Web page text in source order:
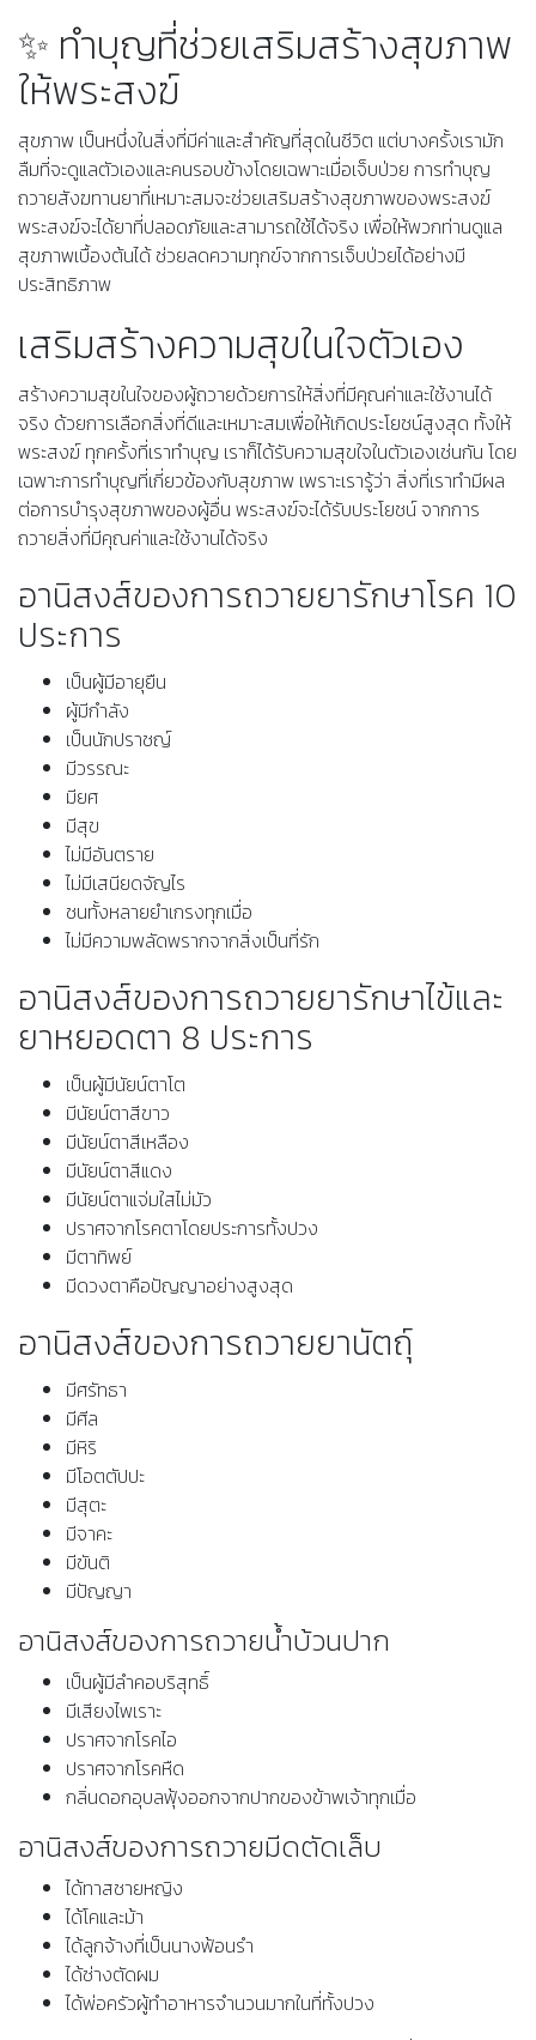
✨ ทำบุญที่ช่วยเสริมสร้างสุขภาพ
ให้พระสงฆ์
สุขภาพ เป็นหนึ่งในสิ่งที่มีค่าและสำคัญที่สุดในชีวิต แต่บางครั้งเรามัก
ลืมที่จะดูแลตัวเองและคนรอบข้างโดยเฉพาะเมื่อเจ็บป่วย การทำบุญ
ถวายสังฆทานยาที่เหมาะสมจะช่วยเสริมสร้างสุขภาพของพระสงฆ์
พระสงฆ์จะได้ยาที่ปลอดภัยและสามารถใช้ได้จริง เพื่อให้พวกท่านดูแล
สุขภาพเบื้องต้นได้ ช่วยลดความทุกข์จากการเจ็บป่วยได้อย่างมี
ประสิทธิภาพ
เสริมสร้างความสุขในใจตัวเอง
สร้างความสุขในใจของผู้ถวายด้วยการให้สิ่งที่มีคุณค่าและใช้งานได้
จริง ด้วยการเลือกสิ่งที่ดีและเหมาะสมเพื่อให้เกิดประโยชน์สูงสุด ทั้งให้
พระสงฆ์ ทุกครั้งที่เราทำบุญ เราก็ได้รับความสุขใจในตัวเองเช่นกัน โดย
เฉพาะการทำบุญที่เกี่ยวข้องกับสุขภาพ เพราะเรารู้ว่า สิ่งที่เราทำมีผล
ต่อการบำรุงสุขภาพของผู้อื่น พระสงฆ์จะได้รับประโยชน์ จากการ
ถวายสิ่งที่มีคุณค่าและใช้งานได้จริง
อานิสงส์ของการถวายยารักษาโรค 10
ประการ
เป็นผู้มีอายุยืน
ผู้มีกำลัง
เป็นนักปราชญ์
มีวรรณะ
มียศ
มีสุข
ไม่มีอันตราย
ไม่มีเสนียดจัญไร
ชนทั้งหลายยำเกรงทุกเมื่อ
ไม่มีความพลัดพรากจากสิ่งเป็นที่รัก
อานิสงส์ของการถวายยารักษาไข้และ
ยาหยอดตา 8 ประการ
เป็นผู้มีนัยน์ตาโต
มีนัยน์ตาสีขาว
มีนัยน์ตาสีเหลือง
มีนัยน์ตาสีแดง
มีนัยน์ตาแจ่มใสไม่มัว
ปราศจากโรคตาโดยประการทั้งปวง
มีตาทิพย์
มีดวงตาคือปัญญาอย่างสูงสุด
อานิสงส์ของการถวายยานัตถุ์
มีศรัทธา
มีศีล
มีหิริ
มีโอตตัปปะ
มีสุตะ
มีจาคะ
มีขันติ
มีปัญญา
อานิสงส์ของการถวายน้ำบ้วนปาก
เป็นผู้มีลำคอบริสุทธิ์
มีเสียงไพเราะ
ปราศจากโรคไอ
ปราศจากโรคหืด
กลิ่นดอกอุบลฟุ้งออกจากปากของข้าพเจ้าทุกเมื่อ
อานิสงส์ของการถวายมีดตัดเล็บ
ได้ทาสชายหญิง
ได้โคและม้า
ได้ลูกจ้างที่เป็นนางฟ้อนรำ
ได้ช่างตัดผม
ได้พ่อครัวผู้ทำอาหารจำนวนมากในที่ทั้งปวง